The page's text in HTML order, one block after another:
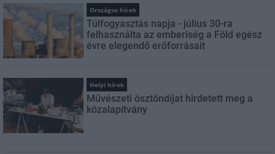
Országos hírek
Túlfogyasztás napja - július 30-ra
felhasználta az emberiség a Föld egész
évre elegendő erőforrásait
Helyi hírek
Művészeti ösztöndíjat hirdetett meg a
közalapítvány